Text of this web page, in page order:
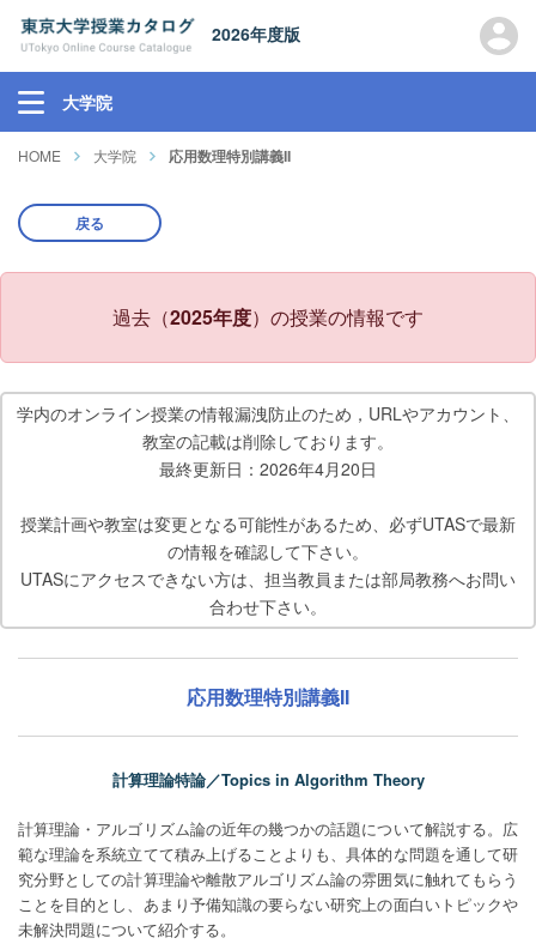
2026年度版
大学院
HOME 大学院 応用数理特別講義II
戻る
過去（2025年度）の授業の情報です
学内のオンライン授業の情報漏洩防止のため，URLやアカウント、
教室の記載は削除しております。
最終更新日：2026年4月20日
授業計画や教室は変更となる可能性があるため、必ずUTASで最新
の情報を確認して下さい。
UTASにアクセスできない方は、担当教員または部局教務へお問い
合わせ下さい。
応用数理特別講義II
計算理論特論／Topics in Algorithm Theory
計算理論・アルゴリズム論の近年の幾つかの話題について解説する。広
範な理論を系統立てて積み上げることよりも、具体的な問題を通して研
究分野としての計算理論や離散アルゴリズム論の雰囲気に触れてもらう
ことを目的とし、あまり予備知識の要らない研究上の面白いトピックや
未解決問題について紹介する。